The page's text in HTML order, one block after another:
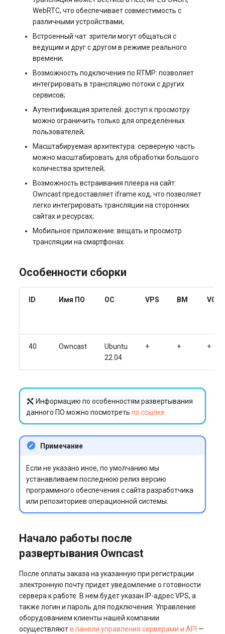
и изменение размера
systemd
работа с journalctl
пользователя
доступа пользователей
Разметка диска без LVM
Управление сервером
Как перезагрузить сервер
Заказ серверов и аренда
оборудования
Обновление тарифного
плана VPS сервера
Вопросы по программному
обеспечению
software.php
stocks.php
tags.php
traffic_plans.php
vm.php
whmcs.php
WebRTC, что обеспечивает совместимость с
различными устройствами;
Встроенный чат: зрители могут общаться с
ведущим и друг с другом в режиме реального
времени;
Возможность подключения по RTMP: позволяет
интегрировать в трансляцию потоки с других
сервисов;
Аутентификация зрителей: доступ к просмотру
можно ограничить только для определённых
пользователей;
Масштабируемая архитектура: серверную часть
можно масштабировать для обработки большого
количества зрителей;
Возможность встраивания плеера на сайт:
Owncast предоставляет iframe код, что позволяет
легко интегрировать трансляции на сторонних
сайтах и ресурсах;
Мобильное приложение: вещать и просмотр
трансляции на смартфонах.
Особенности сборки
ID Имя ПО ОС VPS BM
40 Owncast
Ubuntu
22.04
+ + +
Информацию по особенностям развертывания
данного ПО можно посмотреть по ссылке
Примечание
Если не указано иное, по умолчанию мы
устанавливаем последнюю релиз версию
программного обеспечения с сайта разработчика
или репозиториев операционной системы.
Начало работы после
развертывания Owncast
После оплаты заказа на указанную при регистрации
электронную почту придет уведомление о готовности
сервера к работе. В нем будет указан IP-адрес VPS, а
также логин и пароль для подключения. Управление
оборудованием клиенты нашей компании
осуществляютв панели управления серверами и API —